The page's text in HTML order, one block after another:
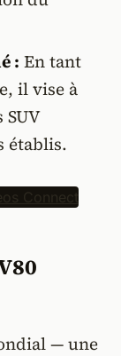
: En tant
il vise à
établis.
— une